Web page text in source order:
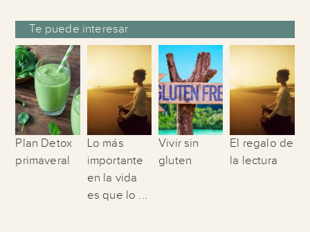
Te puede interesar
Plan Detox
primaveral
Lo más
importante
en la vida
es que lo ...
Vivir sin
gluten
El regalo de
la lectura